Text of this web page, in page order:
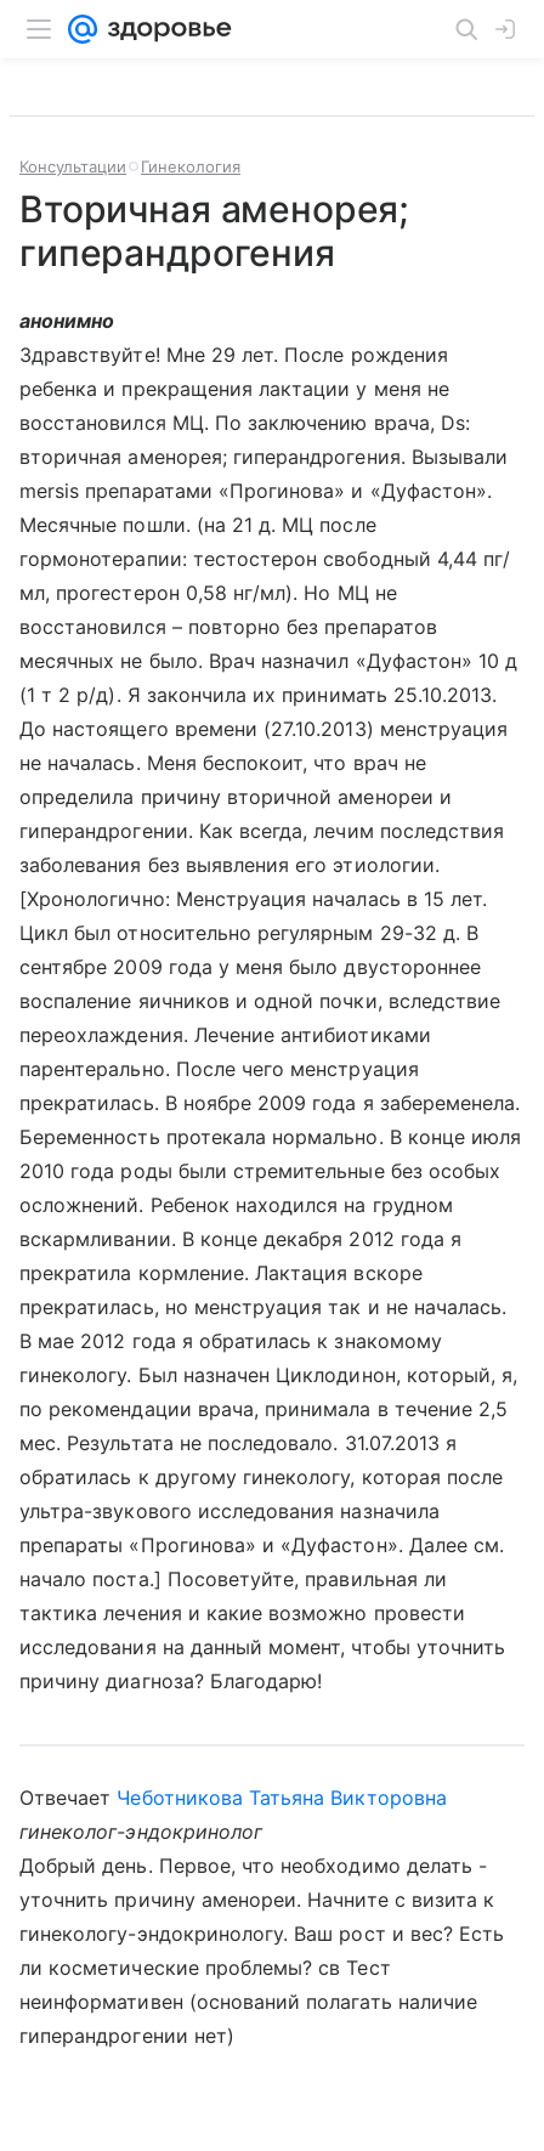
Консультации Гинекология
Вторичная аменорея;
гиперандрогения
анонимно
Здравствуйте! Мне 29 лет. После рождения
ребенка и прекращения лактации у меня не
восстановился МЦ. По заключению врача, Ds:
вторичная аменорея; гиперандрогения. Вызывали
mersis препаратами «Прогинова» и «Дуфастон».
Месячные пошли. (на 21 д. МЦ после
гормонотерапии: тестостерон свободный 4,44 пг/
мл, прогестерон 0,58 нг/мл). Но МЦ не
восстановился – повторно без препаратов
месячных не было. Врач назначил «Дуфастон» 10 д
(1 т 2 р/д). Я закончила их принимать 25.10.2013.
До настоящего времени (27.10.2013) менструация
не началась. Меня беспокоит, что врач не
определила причину вторичной аменореи и
гиперандрогении. Как всегда, лечим последствия
заболевания без выявления его этиологии.
[Хронологично: Менструация началась в 15 лет.
Цикл был относительно регулярным 29-32 д. В
сентябре 2009 года у меня было двустороннее
воспаление яичников и одной почки, вследствие
переохлаждения. Лечение антибиотиками
парентерально. После чего менструация
прекратилась. В ноябре 2009 года я забеременела.
Беременность протекала нормально. В конце июля
2010 года роды были стремительные без особых
осложнений. Ребенок находился на грудном
вскармливании. В конце декабря 2012 года я
прекратила кормление. Лактация вскоре
прекратилась, но менструация так и не началась.
В мае 2012 года я обратилась к знакомому
гинекологу. Был назначен Циклодинон, который, я,
по рекомендации врача, принимала в течение 2,5
мес. Результата не последовало. 31.07.2013 я
обратилась к другому гинекологу, которая после
ультра-звукового исследования назначила
препараты «Прогинова» и «Дуфастон». Далее см.
начало поста.] Посоветуйте, правильная ли
тактика лечения и какие возможно провести
исследования на данный момент, чтобы уточнить
причину диагноза? Благодарю!
Отвечает Чеботникова Татьяна Викторовна
гинеколог-эндокринолог
Добрый день. Первое, что необходимо делать -
уточнить причину аменореи. Начните с визита к
гинекологу-эндокринологу. Ваш рост и вес? Есть
ли косметические проблемы? св Тест
неинформативен (оснований полагать наличие
гиперандрогении нет)